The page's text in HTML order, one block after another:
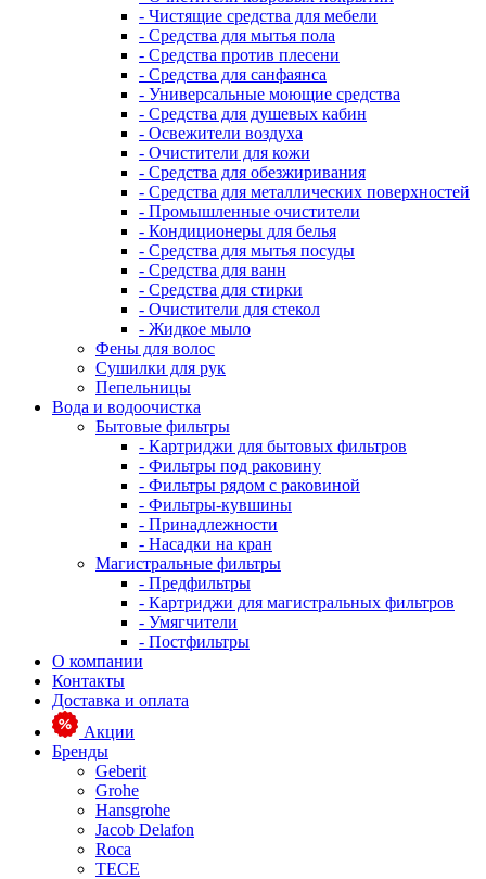
- Чистящие средства для мебели
- Средства для мытья пола
- Средства против плесени
- Средства для санфаянса
- Универсальные моющие средства
- Средства для душевых кабин
- Освежители воздуха
- Очистители для кожи
- Средства для обезжиривания
- Средства для металлических поверхностей
- Промышленные очистители
- Кондиционеры для белья
- Средства для мытья посуды
- Средства для ванн
- Средства для стирки
- Очистители для стекол
- Жидкое мыло
Фены для волос
Сушилки для рук
Пепельницы
Вода и водоочистка
Бытовые фильтры
- Картриджи для бытовых фильтров
- Фильтры под раковину
- Фильтры рядом с раковиной
- Фильтры-кувшины
- Принадлежности
- Насадки на кран
Магистральные фильтры
- Предфильтры
- Картриджи для магистральных фильтров
- Умягчители
- Постфильтры
О компании
Контакты
Доставка и оплата
Акции
Бренды
Geberit
Grohe
Hansgrohe
Jacob Delafon
Roca
TECE